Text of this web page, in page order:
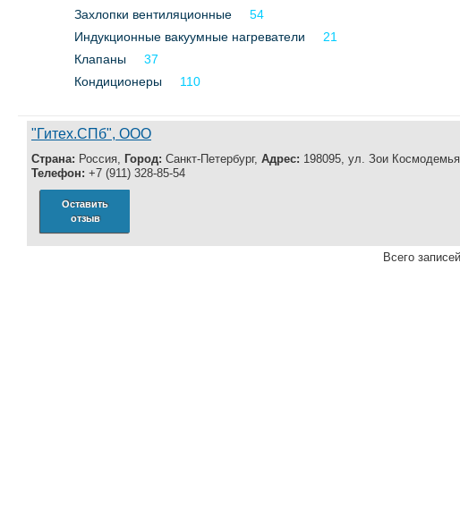
Захлопки вентиляционные
54
Индукционные вакуумные нагреватели
21
Клапаны
37
Кондиционеры
110
"Гитех.СПб", ООО
Страна: Россия, Город: Санкт-Петербург, Адрес: 198095, ул. Зои
Телефон: +7 (911) 328-85-54
Оставить
отзыв
Всего